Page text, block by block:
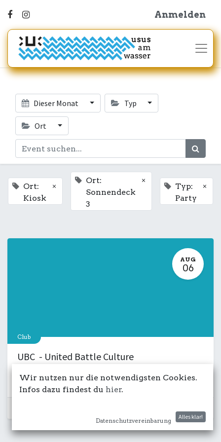
Anmelden
Dieser Monat Typ
Ort
Ort:
Kiosk
×
Ort:
Sonnendeck
3
×
Typ:
Party
×
AUG
06
Club
UBC - United Battle Culture
Kulturdeck Musik LIVE Salon
Wir nutzen nur die notwendigsten Cookies.
Infos dazu findest du hier.
Datenschutzvereinbarung
Alles klar!